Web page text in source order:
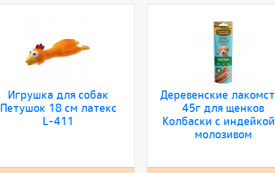
Игрушка для собак
Петушок 18 см латекс
L-411
Деревенские
45г для щенков
Колбаски с
молозивом